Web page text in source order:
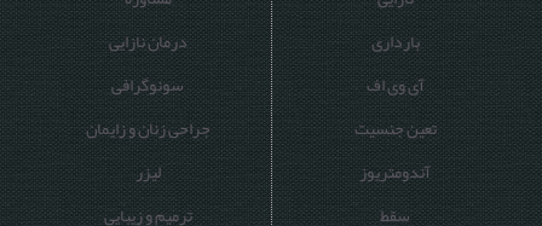
بارداری
آی وی اف
تعین جنسیت
آندومتریوز
سقط
درمان نازایی
سونوگرافی
جراحی زنان و زایمان
لیزر
ترمیم و زیبایی